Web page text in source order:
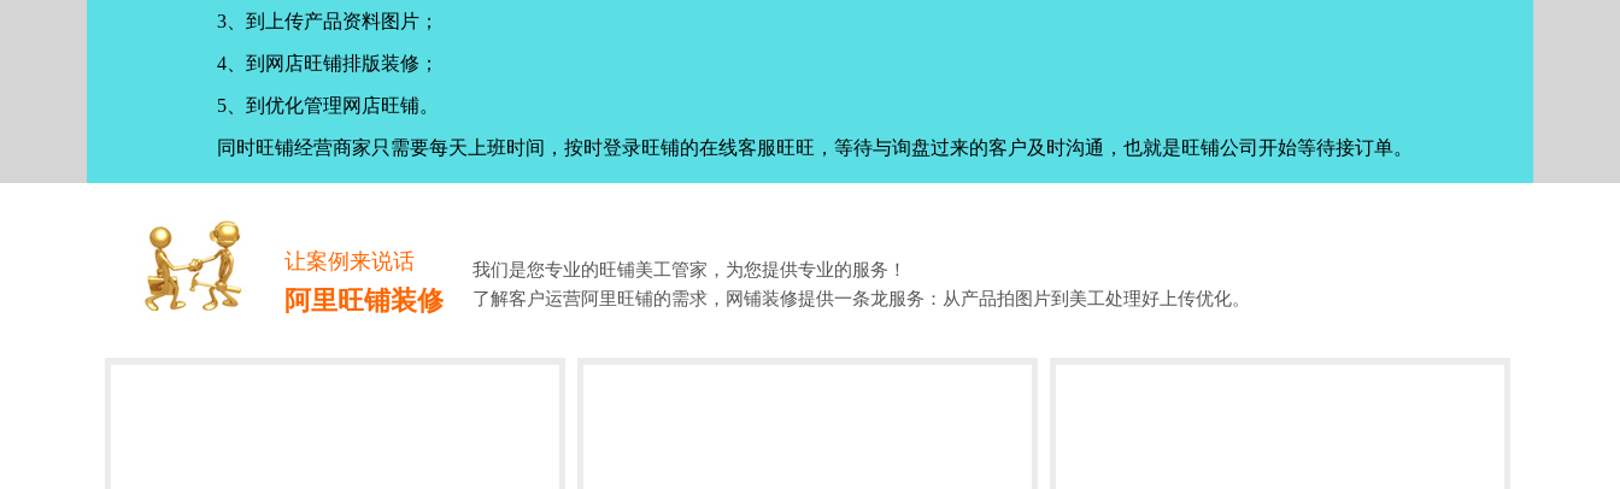
3、到上传产品资料图片；
4、到网店旺铺排版装修；
5、到优化管理网店旺铺。
同时旺铺经营商家只需要每天上班时间，按时登录旺铺的在线客服旺旺，等待与询盘过来的客户及时沟通，也就是旺铺公司开始等待接订单。
让案例来说话
阿里旺铺装修
我们是您专业的旺铺美工管家，为您提供专业的服务！
了解客户运营阿里旺铺的需求，网铺装修提供一条龙服务：从产品拍图片到美工处理好上传优化。